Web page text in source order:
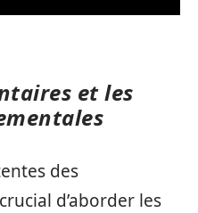
et les
des
d’aborder les